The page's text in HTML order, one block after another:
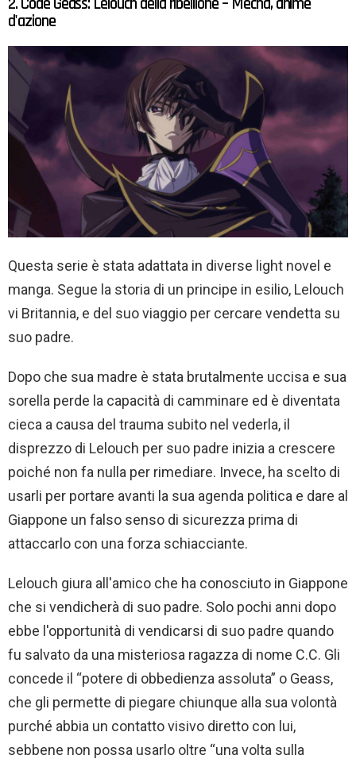
d'azione
Questa serie è stata adattata in diverse light novel e
manga. Segue la storia di un principe in esilio, Lelouch
vi Britannia, e del suo viaggio per cercare vendetta su
suo padre.
Dopo che sua madre è stata brutalmente uccisa e sua
sorella perde la capacità di camminare ed è diventata
cieca a causa del trauma subito nel vederla, il
disprezzo di Lelouch per suo padre inizia a crescere
poiché non fa nulla per rimediare. Invece, ha scelto di
usarli per portare avanti la sua agenda politica e dare al
Giappone un falso senso di sicurezza prima di
attaccarlo con una forza schiacciante.
Lelouch giura all'amico che ha conosciuto in Giappone
che si vendicherà di suo padre. Solo pochi anni dopo
ebbe l'opportunità di vendicarsi di suo padre quando
fu salvato da una misteriosa ragazza di nome C.C. Gli
concede il “potere di obbedienza assoluta” o Geass,
che gli permette di piegare chiunque alla sua volontà
purché abbia un contatto visivo diretto con lui,
sebbene non possa usarlo oltre “una volta sulla